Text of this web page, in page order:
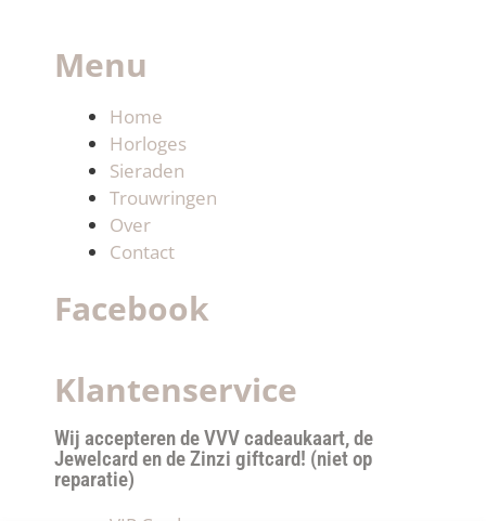
Menu
Home
Horloges
Sieraden
Trouwringen
Over
Contact
Facebook
Klantenservice
Wij accepteren de VVV cadeaukaart, de
Jewelcard en de Zinzi giftcard! (niet op
reparatie)